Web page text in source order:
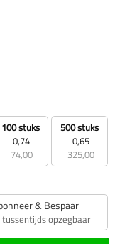
100 stuks
0,74
74,00
500 stuks
0,65
325,00
& Bespaar
opzegbaar